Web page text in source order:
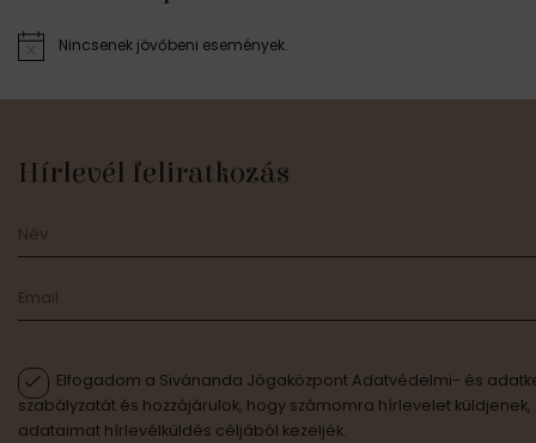
Nincsenek jövőbeni események.
Hírlevél feliratkozás
Elfogadom a Sivánanda Jógaközpont Adatvédelmi- és
szabályzatát és hozzájárulok, hogy számomra hírlevelet küldjenek,
adataimat hírlevélküldés céljából kezeljék.